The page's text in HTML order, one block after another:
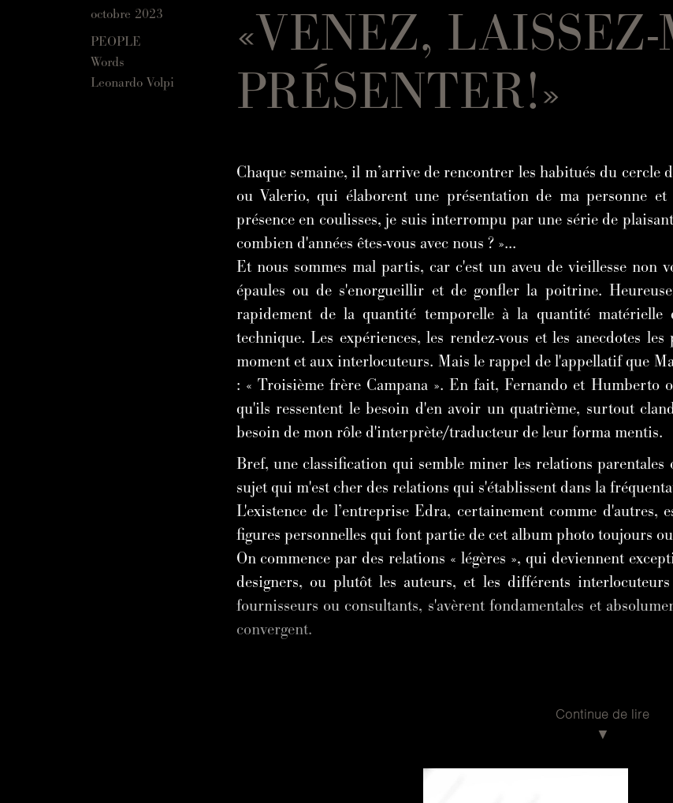
octobre 2023
PEOPLE
Words
Leonardo Volpi
«VENEZ, LAISSEZ-
PRÉSENTER!»
Chaque semaine, il m’arrive de rencontrer les habitués du cercle
ou Valerio, qui élaborent une présentation de ma personne
présence en coulisses, je suis interrompu par une série de
combien d'années êtes-vous avec nous ? »...
Et nous sommes mal partis, car c'est un aveu de vieillesse non
épaules ou de s'enorgueillir et de gonfler la poitrine.
rapidement de la quantité temporelle à la quantité
technique. Les expériences, les rendez-vous et les anecdotes
moment et aux interlocuteurs. Mais le rappel de l'appellatif que
: « Troisième frère Campana ». En fait, Fernando et Humberto
qu'ils ressentent le besoin d'en avoir un quatrième, surtout
besoin de mon rôle d'interprète/traducteur de leur forma mentis.
Bref, une classification qui semble miner les relations
sujet qui m'est cher des relations qui s'établissent dans la
L'existence de l’entreprise Edra, certainement comme
figures personnelles qui font partie de cet album photo toujours
On commence par des relations « légères », qui deviennent
designers, ou plutôt les auteurs, et les différents
fournisseurs ou consultants, s'avèrent fondamentales et
convergent.
Continue de lire